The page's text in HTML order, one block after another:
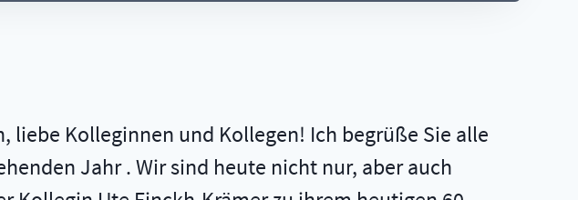
liebe Kolleginnen und Kollegen! Ich begrüße Sie alle
Jahr . Wir sind heute nicht nur, aber auch